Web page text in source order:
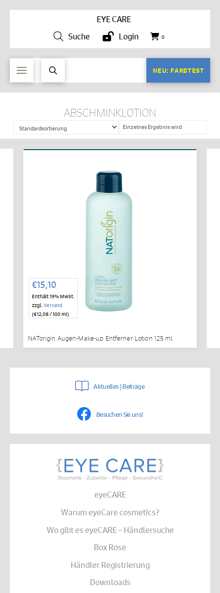
EYE CARE
Suche
Login 0
NEU: FARBTEST
ABSCHMINKLOTION
Einzelnes Ergebnis wird
angezeigt
€15,10
Enthält 19% MwSt.
zzgl. Versand
(€12,08/ 100 ml)
IN DEN WARENKORB
NATorigin Augen-Make-up Entferner Lotion 125 ml
Aktuelles | Beiträge
Besuchen Sie uns!
eyeCARE
Warum eyeCare cosmetics?
Wo gibt es eyeCARE – Händlersuche
Box Rose
Händler Registrierung
Downloads